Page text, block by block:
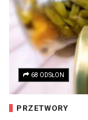
68 ODSŁON
PRZETWORY